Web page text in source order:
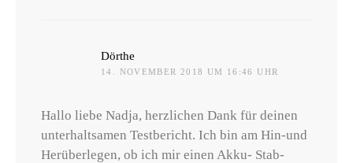
Dörthe
14. NOVEMBER 2018 UM 16:46 UHR
Hallo liebe Nadja, herzlichen Dank für deinen
unterhaltsamen Testbericht. Ich bin am Hin-und
Herüberlegen, ob ich mir einen Akku- Stab-